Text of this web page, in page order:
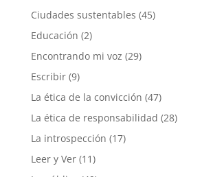
Ciudades sustentables (45)
Educación (2)
Encontrando mi voz (29)
Escribir(9)
La ética de la convicción (47)
La ética de responsabilidad (28)
La introspección (17)
Leer y Ver(11)